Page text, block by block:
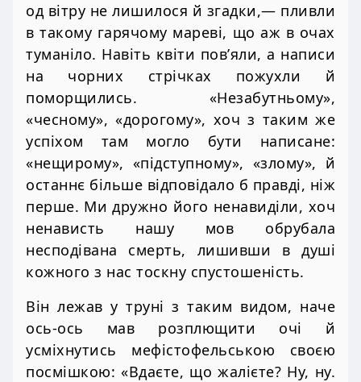
од вітру не лишилося й згадки,— пливли
в такому гарячому мареві, що аж в очах
туманіло. Навіть квіти пов’яли, а написи
на чорних стрічках пожухли й
поморщились. «Незабутньому»,
«чесному», «дорогому», хоч з таким же
успіхом там могло бути написане:
«нещирому», «підступному», «злому», й
останнє більше відповідало б правді, ніж
перше. Ми дружно його ненавиділи, хоч
ненависть нашу мов обрубала
несподівана смерть, лишивши в душі
кожного з нас тоскну спустошеність.
Він лежав у труні з таким видом, наче
ось-ось мав розплющити очі й
усміхнутись мефістофельською своєю
посмішкою: «Вдаєте, що жалієте? Ну, ну.